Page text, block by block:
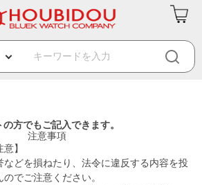
の方でもご記入できます。
注意事項
】
どを損ねたり、法令に違反する内容を投
でご注意ください。